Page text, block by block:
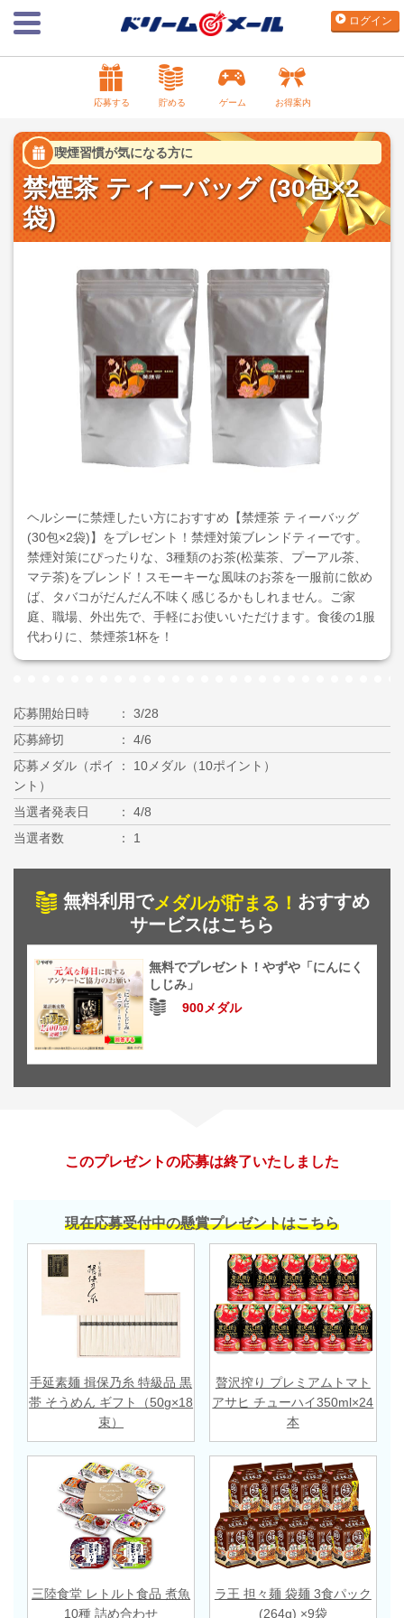
ログイン
応募する 貯める ゲーム お得案内
喫煙習慣が気になる方に
禁煙茶 ティーバッグ (30包×2
袋)
ヘルシーに禁煙したい方におすすめ【禁煙茶 ティーバッグ
(30包×2袋)】をプレゼント！禁煙対策ブレンドティーです。
禁煙対策にぴったりな、3種類のお茶(松葉茶、プーアル茶、
マテ茶)をブレンド！スモーキーな風味のお茶を一服前に飲め
ば、タバコがだんだん不味く感じるかもしれません。ご家
庭、職場、外出先で、手軽にお使いいただけます。食後の1服
代わりに、禁煙茶1杯を！
応募開始日時
3/28
応募締切
4/6
応募メダル（ポイ
ント）
10メダル（10ポイント）
当選者発表日
4/8
当選者数
1
無料利用でメダルが貯まる！ おすすめ
サービスはこちら
無料でプレゼント！やずや「にんにく
しじみ」
900メダル
このプレゼントの応募は終了いたしました
現在応募受付中の懸賞プレゼントはこちら
手延素麺 揖保乃糸 特級品 黒
帯 そうめん ギフト（50g×18
束）
贅沢搾り プレミアムトマト
アサヒ チューハイ350ml×24
本
三陸食堂 レトルト食品 煮魚
10種 詰め合わせ
ラ王 担々麺 袋麺 3食パック
(264g) ×9袋